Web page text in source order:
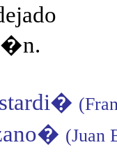
�
� (Juan